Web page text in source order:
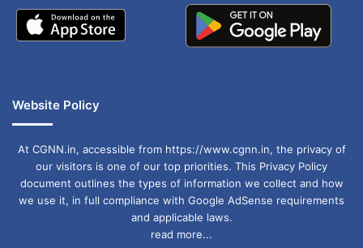
Website Policy
At CGNN.in, accessible from https://www.cgnn.in, the privacy of
our visitors is one of our top priorities. This Privacy Policy
document outlines the types of information we collect and how
we use it, in full compliance with Google AdSense requirements
and applicable laws.
read more...